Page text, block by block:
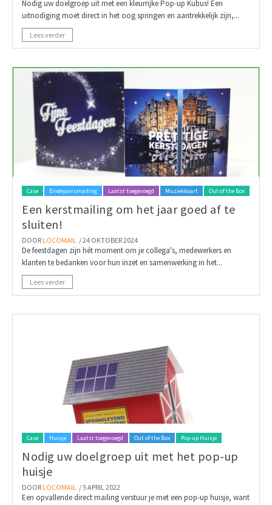
Nodig uw doelgroep uit met een kleurrijke Pop-up Kubus! Een
uitnodiging moet direct in het oog springen en aantrekkelijk zijn,...
Lees verder
Case Eindejaarsmailing Laatst toegevoegd Muziekkaart Out of the Box
Een kerstmailing om het jaar goed af te
sluiten!
DOOR LOCOMAIL / 24 OKTOBER 2024
De feestdagen zijn hét moment om je collega's, medewerkers en
klanten te bedanken voor hun inzet en samenwerking in het...
Lees verder
Case Huisje Laatst toegevoegd Out of the Box Pop-up Huisje
Nodig uw doelgroep uit met het pop-up
huisje
DOOR LOCOMAIL / 5 APRIL 2022
Een opvallende direct mailing verstuur je met een pop-up huisje, want